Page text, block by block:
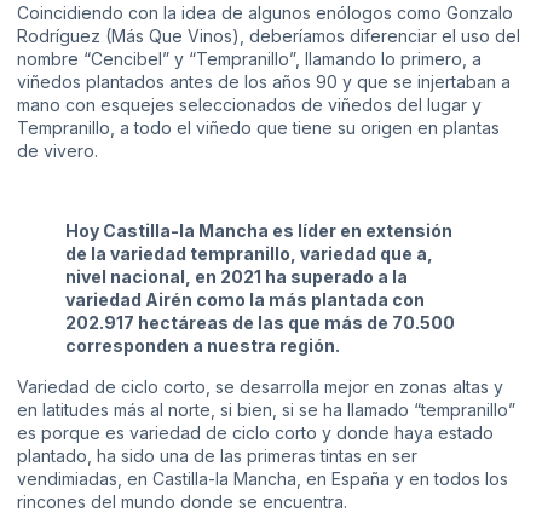
Coincidiendo con la idea de algunos enólogos como Gonzalo
Rodríguez (Más Que Vinos), deberíamos diferenciar el uso del
nombre “Cencibel” y “Tempranillo”, llamando lo primero, a
viñedos plantados antes de los años 90 y que se injertaban a
mano con esquejes seleccionados de viñedos del lugar y
Tempranillo, a todo el viñedo que tiene su origen en plantas
de vivero.
Hoy Castilla-la Mancha es líder en extensión
de la variedad tempranillo, variedad que a,
nivel nacional, en 2021 ha superado a la
variedad Airén como la más plantada con
202.917 hectáreas de las que más de 70.500
corresponden a nuestra región.
Variedad de ciclo corto, se desarrolla mejor en zonas altas y
en latitudes más al norte, si bien, si se ha llamado “tempranillo”
es porque es variedad de ciclo corto y donde haya estado
plantado, ha sido una de las primeras tintas en ser
vendimiadas, en Castilla-la Mancha, en España y en todos los
rincones del mundo donde se encuentra.